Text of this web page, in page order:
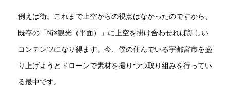
例えば街。これまで上空からの視点はなかったのですから、
既存の「街×観光（平面）」に上空を掛け合わせれば新しい
コンテンツになり得ます。今、僕の住んでいる宇都宮市を盛
り上げようとドローンで素材を撮りつつ取り組みを行ってい
る最中です。